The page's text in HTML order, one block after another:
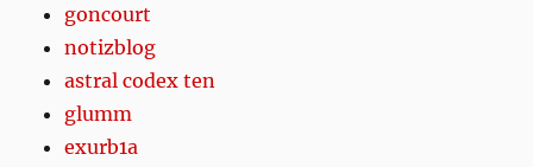
goncourt
notizblog
astral codex ten
glumm
exurb1a